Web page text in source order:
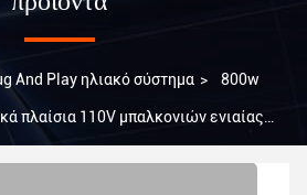
And Play ηλιακό σύστημα > 800w
πλαίσια 110V μπαλκονιών ενιαίας